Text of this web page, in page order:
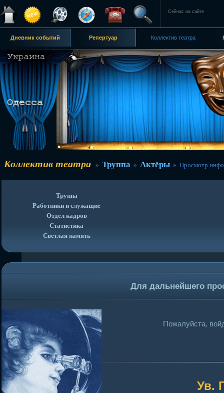
Сейчас на сайте
Дневник событий Репертуар Коллектив театра
Коллектив театра » Труппа » Актёры » Просмотр
Труппа
Работники и служащие
Отдел кадров
Статистика
Светлая память
Для дальнейшего
Пожалуйста,
Ув.